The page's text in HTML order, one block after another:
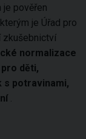
pověřen
je Úřad pro
zkušebnictví
normalizace
děti,
s potravinami,
.